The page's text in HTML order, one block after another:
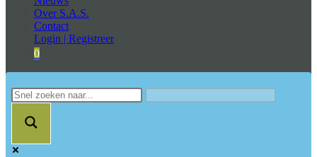
Over S.A.S.
Contact
Login | Registreer
0